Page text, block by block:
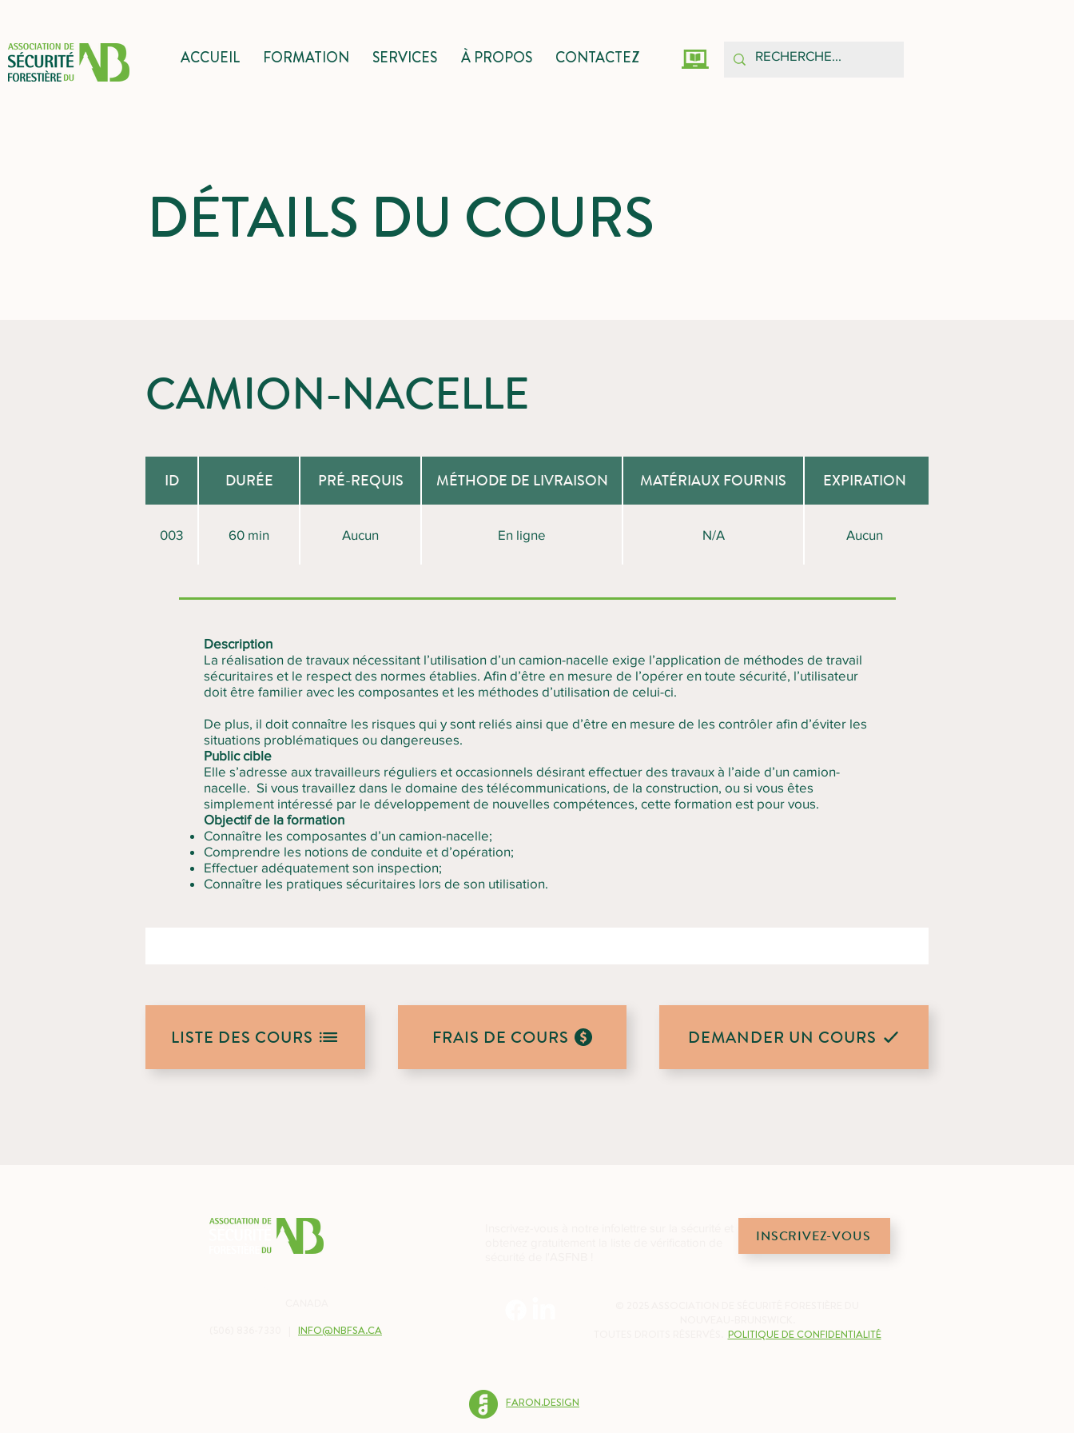
ACCUEIL FORMATION SERVICES À PROPOS CONTACTEZ
DÉTAILS DU COURS
CAMION-NACELLE
ID DURÉE PRÉ-REQUIS MÉTHODE DE LIVRAISON MATÉRIAUX FOURNIS EXPIRATION
003 60 min Aucun En ligne N/A Aucun
Description
La réalisation de travaux nécessitant l’utilisation d’un camion-nacelle exige l’application de méthodes de travail
sécuritaires et le respect des normes établies. Afin d’être en mesure de l’opérer en toute sécurité, l’utilisateur
doit être familier avec les composantes et les méthodes d’utilisation de celui-ci.
De plus, il doit connaître les risques qui y sont reliés ainsi que d’être en mesure de les contrôler afin d’éviter les
situations problématiques ou dangereuses.
Public cible
Elle s’adresse aux travailleurs réguliers et occasionnels désirant effectuer des travaux à l’aide d’un camion-
nacelle. Si vous travaillez dans le domaine des télécommunications, de la construction, ou si vous êtes
simplement intéressé par le développement de nouvelles compétences, cette formation est pour vous.
Objectif de la formation
Connaître les composantes d’un camion-nacelle;
Comprendre les notions de conduite et d’opération;
Effectuer adéquatement son inspection;
Connaître les pratiques sécuritaires lors de son utilisation.
LISTE DES COURS FRAIS DE COURS DEMANDER UN COURS
INFO@NBFSA.CA
INSCRIVEZ-VOUS
POLITIQUE DE CONFIDENTIALITÉ
FARON.DESIGN